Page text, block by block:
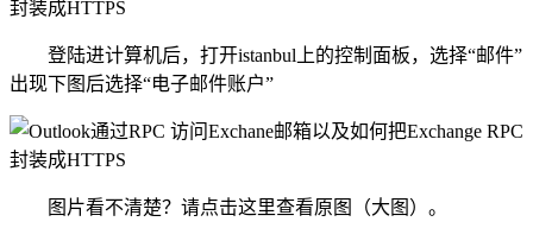
登陆进计算机后，打开istanbul上的控制面板，选择“邮件”
出现下图后选择“电子邮件账户”
图片看不清楚？请点击这里查看原图（大图）。